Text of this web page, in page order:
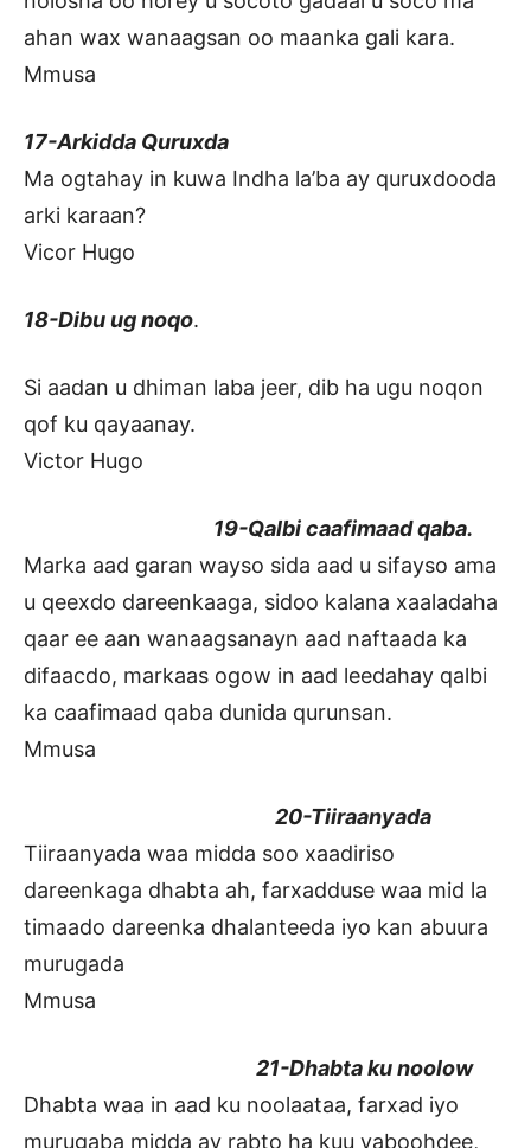
ahan wax wanaagsan oo maanka gali kara.
Mmusa
17-Arkidda Quruxda
Ma ogtahay in kuwa Indha la’ba ay quruxdooda
arki karaan?
Vicor Hugo
18-Dibu ug noqo.
Si aadan u dhiman laba jeer, dib ha ugu noqon
qof ku qayaanay.
Victor Hugo
19-Qalbi caafimaad qaba.
Marka aad garan wayso sida aad u sifayso ama
u qeexdo dareenkaaga, sidoo kalana xaaladaha
qaar ee aan wanaagsanayn aad naftaada ka
difaacdo, markaas ogow in aad leedahay qalbi
ka caafimaad qaba dunida qurunsan.
Mmusa
20-Tiiraanyada
Tiiraanyada waa midda soo xaadiriso
dareenkaga dhabta ah, farxadduse waa mid la
timaado dareenka dhalanteeda iyo kan abuura
murugada
Mmusa
21-Dhabta ku noolow
Dhabta waa in aad ku noolaataa, farxad iyo
murugaba midda ay rabto ha kuu yaboohdee,